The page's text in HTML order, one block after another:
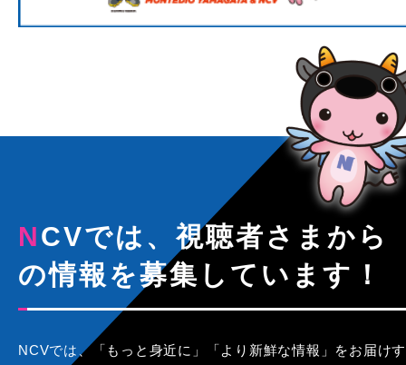
NCVでは、視聴者さまから
の情報を募集しています！
NCVでは、「もっと身近に」「より新鮮な情報」をお届けす